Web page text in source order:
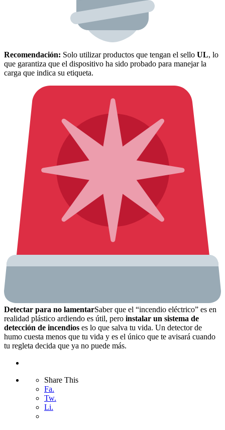
Recomendación: Solo utilizar productos que tengan el sello UL, lo
que garantiza que el dispositivo ha sido probado para manejar la
carga que indica su etiqueta.
Detectar para no lamentarSaber que el “incendio eléctrico” es en
realidad plástico ardiendo es útil, pero instalar un sistema de
detección de incendios es lo que salva tu vida. Un detector de
humo cuesta menos que tu vida y es el único que te avisará cuando
tu regleta decida que ya no puede más.
Share This
Fa.
Tw.
Li.